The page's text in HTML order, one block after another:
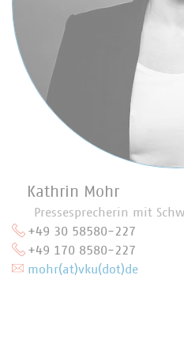
Kathrin Mohr
Pressesprecherin mit
+49 30 58580-227
+49 170 8580-227
mohr(at)vku(dot)de